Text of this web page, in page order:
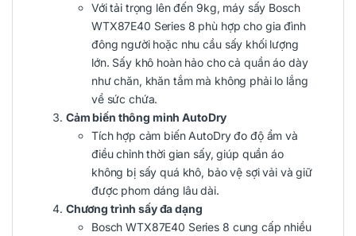
Với tải trọng lên đến 9kg, máy sấy Bosch
WTX87E40 Series 8 phù hợp cho gia đình
đông người hoặc nhu cầu sấy khối lượng
lớn. Sấy khô hoàn hảo cho cả quần áo dày
như chăn, khăn tắm mà không phải lo lắng
về sức chứa.
Cảm biến thông minh AutoDry
Tích hợp cảm biến AutoDry đo độ ẩm và
điều chỉnh thời gian sấy, giúp quần áo
không bị sấy quá khô, bảo vệ sợi vải và giữ
được phom dáng lâu dài.
Chương trình sấy đa dạng
Bosch WTX87E40 Series 8 cung cấp nhiều